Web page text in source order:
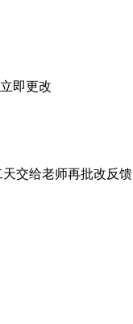
即更改
交给老师再批改反馈